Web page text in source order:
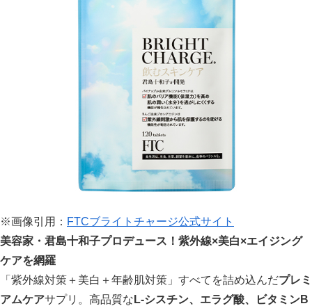
※画像引用： FTCブライトチャージ公式サイト
美容家・君島十和子プロデュース！紫外線×美白×エイジング
ケアを網羅
「紫外線対策＋美白＋年齢肌対策」すべてを詰め込んだプレミ
アムケアサプリ。高品質な L-シスチン、エラグ酸、ビタミンB